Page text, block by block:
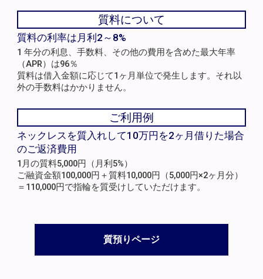
質料について
質料の利率は月利2～8%
1 年分の利息、手数料、その他の費用を含めた最大年率
（APR）は96％
質料は借入金額に応じて1ヶ月単位で発生します。それ以
外の手数料はかかりません。
ご利用例
ネックレスを質入れして10万円を2ヶ月借りた場合
のご返済費用
1月の質料5,000円（月利5%）
ご融資金額100,000円＋質料10,000円（5,000円×2ヶ月分）
＝110,000円で指輪を質受けしていただけます。
質預りページ